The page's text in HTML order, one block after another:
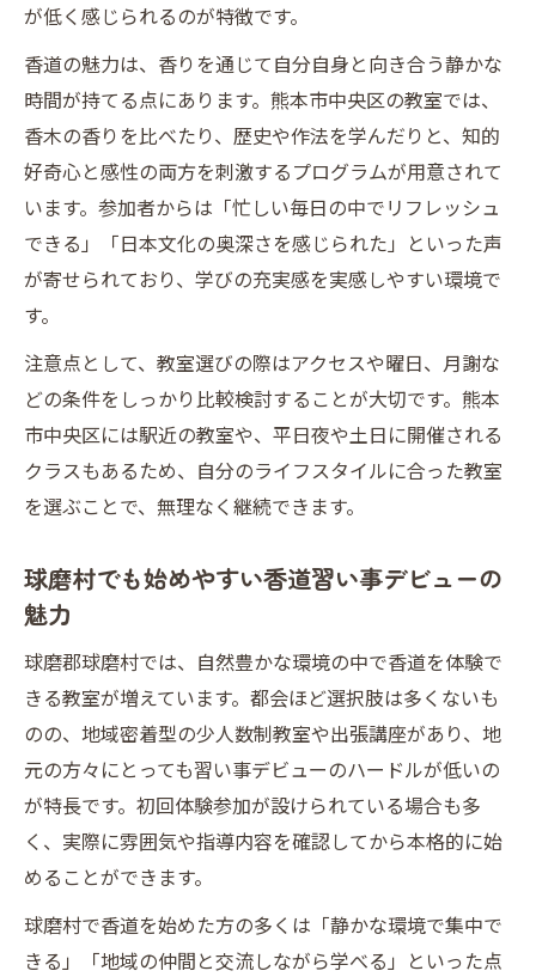
が低く感じられるのが特徴です。
香道の魅力は、香りを通じて自分自身と向き合う静かな
時間が持てる点にあります。熊本市中央区の教室では、
香木の香りを比べたり、歴史や作法を学んだりと、知的
好奇心と感性の両方を刺激するプログラムが用意されて
います。参加者からは「忙しい毎日の中でリフレッシュ
できる」「日本文化の奥深さを感じられた」といった声
が寄せられており、学びの充実感を実感しやすい環境で
す。
注意点として、教室選びの際はアクセスや曜日、月謝な
どの条件をしっかり比較検討することが大切です。熊本
市中央区には駅近の教室や、平日夜や土日に開催される
クラスもあるため、自分のライフスタイルに合った教室
を選ぶことで、無理なく継続できます。
球磨村でも始めやすい香道習い事デビューの
魅力
球磨郡球磨村では、自然豊かな環境の中で香道を体験で
きる教室が増えています。都会ほど選択肢は多くないも
のの、地域密着型の少人数制教室や出張講座があり、地
元の方々にとっても習い事デビューのハードルが低いの
が特長です。初回体験参加が設けられている場合も多
く、実際に雰囲気や指導内容を確認してから本格的に始
めることができます。
球磨村で香道を始めた方の多くは「静かな環境で集中で
きる」「地域の仲間と交流しながら学べる」といった点